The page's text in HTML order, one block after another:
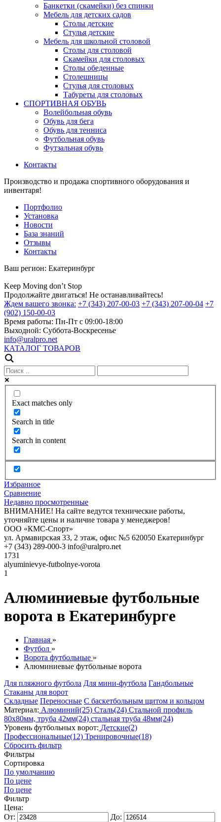
Банкетки (скамейки) без спинки
Мебель для детских садов
Столы детские
Стулья детские
Мебель для школьной столовой
Столы для столовой
Скамейки для столовых
Столы обеденные
Столешницы
Стулья для столовых
Табуреты для столовых
СПОРТИВНАЯ ОБУВЬ
Волейбольная обувь
Обувь для бега
Обувь для тенниса
Футбольная обувь
Футзальная обувь
Контакты
Производство и продажа спортивного оборудования и
инвентаря!
Портфолио
Установка
Новости
База знаний
Отзывы
Контакты
Ваш регион: Екатеринбург
Keep Moving don’t Stop
Продолжайте двигаться! Не останавливайтесь!
Ждем вашего звонка: +7 (343) 207-00-03 +7 (343) 207-00-04 +7
(902) 150-00-03
Время работы: Пн-Пт с 09:00-18:00
Выходной: Суббота-Воскресенье
info@uralpro.net
КАТАЛОГ ТОВАРОВ
Exact matches only
Search in title
Search in content
Избранное
Сравнение
Недавно просмотренные
ВНИМАНИЕ! На сайте ведутся технические работы,
уточняйте цены и наличие товара у менеджеров!
ООО «КМС-Спорт»
ул. Армавирская 33, 2 этаж, офис №5 620050 Екатеринбург
+7 (343) 289-000-3 info@uralpro.net
1731
alyuminievye-futbolnye-vorota
1
Алюминиевые футбольные
ворота в Екатеринбурге
Главная »
Футбол »
Ворота футбольные »
Алюминиевые футбольные ворота
Для пляжного футбола Для мини-футбола Гандбольные
Стаканы для ворот
Складные Переносные С баскетбольным щитом и кольцом
Материал: Алюминий(25) Сталь(24) Стальной профиль
80х80мм, труба 42мм(24) стальная труба 48мм(24)
Уровень футбольных ворот: Детские(2)
Профессиональные(12) Тренировочные(18)
Сбросить фильтр
Фильтры
Сортировка
По умолчанию
По цене
По цене
Фильтр
Цена:
От:
До: